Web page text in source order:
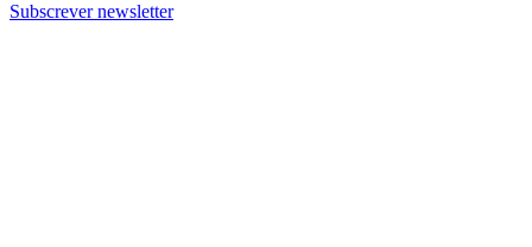
Subscrever newsletter